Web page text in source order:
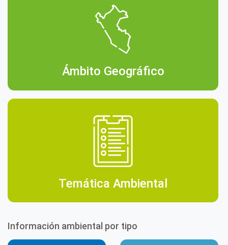
Ámbito Geográfico
Temática Ambiental
Información ambiental por tipo